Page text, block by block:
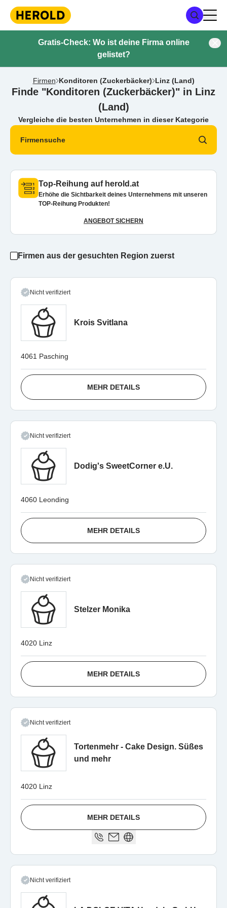
Gratis-Check: Wo ist deine Firma online
gelistet?
Firmen Konditoren (Zuckerbäcker) Linz (Land)
Finde "Konditoren (Zuckerbäcker)" in Linz
(Land)
Vergleiche die besten Unternehmen in dieser Kategorie
Firmensuche
Top-Reihung auf herold.at
Erhöhe die Sichtbarkeit deines Unternehmens mit unseren
TOP-Reihung Produkten!
ANGEBOT SICHERN
Firmen aus der gesuchten Region zuerst
Nicht verifiziert
Krois Svitlana
4061 Pasching
MEHR DETAILS
Nicht verifiziert
Dodig's SweetCorner e.U.
4060 Leonding
MEHR DETAILS
Nicht verifiziert
Stelzer Monika
4020 Linz
MEHR DETAILS
Nicht verifiziert
Tortenmehr - Cake Design. Süßes
und mehr
4020 Linz
MEHR DETAILS
Nicht verifiziert